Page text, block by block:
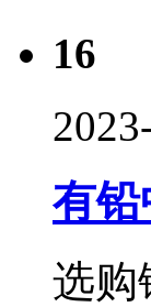
16
有铅
选购